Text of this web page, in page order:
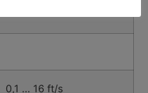
0,1 … 16 ft/s